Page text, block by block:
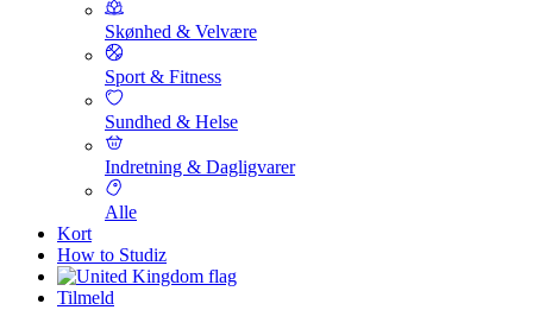
Skønhed & Velvære
Sport & Fitness
Sundhed & Helse
Indretning & Dagligvarer
Alle
Kort
How to Studiz
Tilmeld